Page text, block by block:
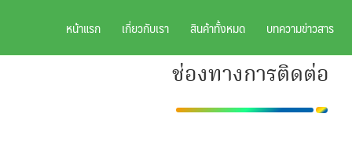
หน้าแรก เกี่ยวกับเรา สินค้าทั้งหมด บทความข่าวสาร
ช่องทางการติดต่อ